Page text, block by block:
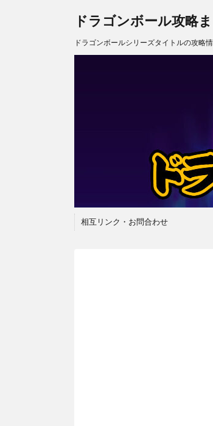
ドラゴンボール攻略
ドラゴンボールシリーズタイトルの攻略
相互リンク・お問合わせ